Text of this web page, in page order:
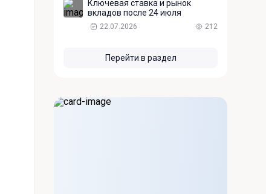
Ключевая ставка и рынок
вкладов после 24 июля
22.07.2026 212
Перейти в раздел